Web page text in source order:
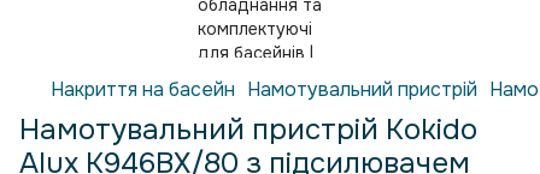
Накриття на басейн Намотувальний пристрій
Намотувальний пристрій Kokido
Alux K946BX/80 з підсилювачем